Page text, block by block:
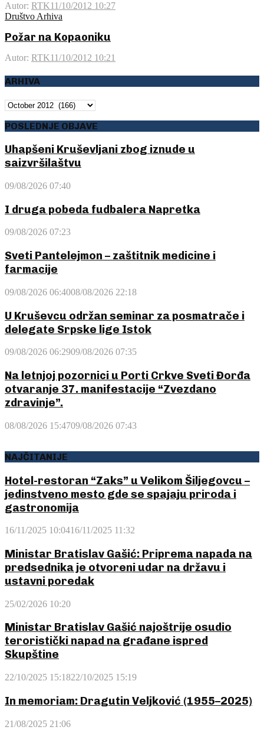
Autor: RTK11/10/2012 10:27
Društvo Arhiva
Požar na Kopaoniku
Autor: RTK11/10/2012 10:21
ARHIVA
ARHIVA
POSLEDNJE OBJAVE
Uhapšeni Kruševljani zbog iznude u
saizvršilaštvu
09/08/2026 07:40
I druga pobeda fudbalera Napretka
09/08/2026 07:23
Sveti Pantelejmon – zaštitnik medicine i
farmacije
09/08/2026 06:4008/08/2026 22:18
U Kruševcu održan seminar za posmatrače i
delegate Srpske lige Istok
09/08/2026 06:2909/08/2026 07:35
Na letnjoj pozornici u Porti Crkve Sveti Đorđa
otvaranje 37. manifestacije “Zvezdano
zdravinje”.
08/08/2026 15:4709/08/2026 07:43
NAJČITANIJE
Hotel-restoran “Zaks” u Velikom Šiljegovcu –
jedinstveno mesto gde se spajaju priroda i
gastronomija
16/11/2025 10:0416/11/2025 11:32
Ministar Bratislav Gašić: Priprema napada na
predsednika je otvoreni udar na državu i
ustavni poredak
25/02/2026 10:20
Ministar Bratislav Gašić najoštrije osudio
teroristički napad na građane ispred
Skupštine
22/10/2025 15:1822/10/2025 15:19
In memoriam: Dragutin Veljković (1955–2025)
21/08/2025 21:06